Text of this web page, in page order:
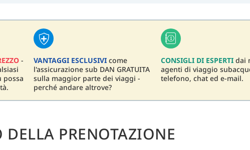
-
possa
VANTAGGI ESCLUSIVI come
l'assicurazione sub DAN GRATUITA
sulla maggior parte dei viaggi -
perché andare altrove?
CONSIGLI DI ESPERTI dai
agenti di viaggio
telefono, chat ed e-mail.
DELLA PRENOTAZIONE